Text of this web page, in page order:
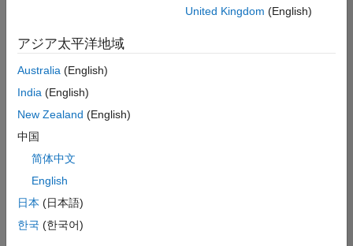
れ
い
ま
せ
ご
希
望
地
域
United Kingdom (English)
アジア太平洋地域
Australia (English)
India (English)
New Zealand (English)
中国
简体中文
English
日本 (日本語)
한국 (한국어)